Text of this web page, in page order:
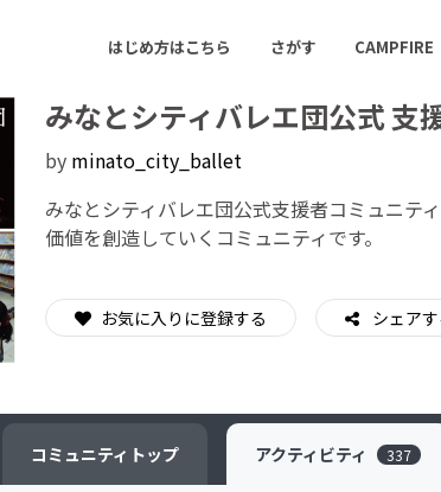
はじめ方はこちら さがす CAMPFIRE
おすすめのコミュニティ 人気のコミュニティ
ゲーム・サービス開発
ソーシャルグッド
みなとシティバレエ団公式 支
by minato_city_ballet
みなとシティバレエ団公式支援者コミュニテ
価値を創造していくコミュニティです。
お気に入りに登録する シェアす
コミュニティ トップ アクティビティ 337